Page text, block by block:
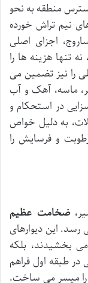
منطقه به نحو
نیم تراش خورده
اجزای اصلی
تنها هزینه ها را
را نیز تضمین می
ماسه، آهک و آب
در استحکام و
به دلیل خواص
و فرسایش را
ضخامت عظیم
این دیوارهای
بخشیدند، بلکه
در طبقه اول فراهم
را میسر می ساخت.